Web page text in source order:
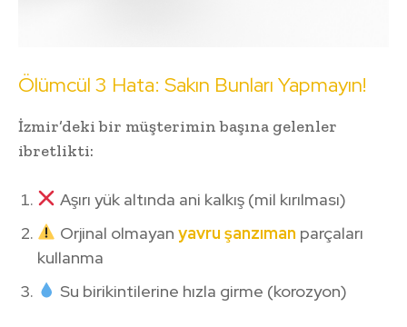
Ölümcül 3 Hata: Sakın Bunları Yapmayın!
İzmir’deki bir müşterimin başına gelenler
ibretlikti:
Aşırı yük altında ani kalkış (mil kırılması)
Orjinal olmayan yavru şanzıman parçaları
kullanma
Su birikintilerine hızla girme (korozyon)